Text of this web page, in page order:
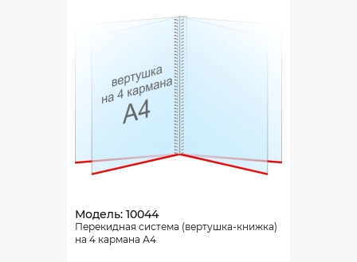
Модель: 10044
Перекидная система (вертушка-книжка)
на 4 кармана А4